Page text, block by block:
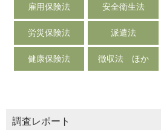
雇用保険法 安全衛生法
労災保険法 派遣法
健康保険法 徴収法 ほか
調査レポート